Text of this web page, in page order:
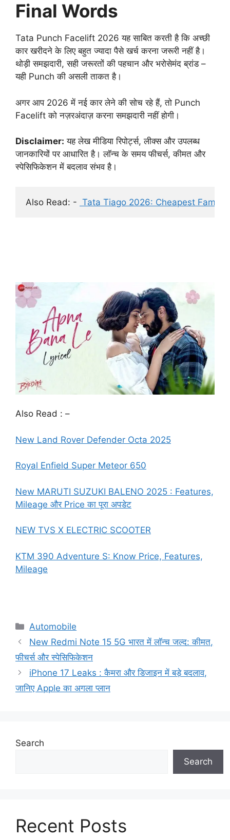
Final Words
Tata Punch Facelift 2026 यह साबित करती है कि अच्छी
कार खरीदने के लिए बहुत ज्यादा पैसे खर्च करना जरूरी नहीं है।
थोड़ी समझदारी, सही जरूरतों की पहचान और भरोसेमंद ब्रांड –
यही Punch की असली ताकत है।
अगर आप 2026 में नई कार लेने की सोच रहे हैं, तो Punch
Facelift को नज़रअंदाज़ करना समझदारी नहीं होगी।
Disclaimer: यह लेख मीडिया रिपोर्ट्स, लीक्स और उपलब्ध
जानकारियों पर आधारित है। लॉन्च के समय फीचर्स, कीमत और
स्पेसिफिकेशन में बदलाव संभव है।
Also Read: - Tata Tiago 2026: Cheapest Family
Also Read : –
New Land Rover Defender Octa 2025
Royal Enfield Super Meteor 650
New MARUTI SUZUKI BALENO 2025 : Features,
Mileage और Price का पूरा अपडेट
NEW TVS X ELECTRIC SCOOTER
KTM 390 Adventure S: Know Price, Features,
Mileage
Categories
Automobile
New Redmi Note 15 5G भारत में लॉन्च जल्द: कीमत,
फीचर्स और स्पेसिफिकेशन
iPhone 17 Leaks : कैमरा और डिजाइन में बड़े बदलाव,
जानिए Apple का अगला प्लान
Search
Search
Recent Posts